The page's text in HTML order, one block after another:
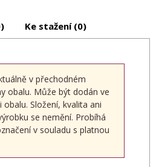
Ke stažení (0)
v přechodném
obalu. Může být dodán ve
obalu. Složení, kvalita ani
se nemění. Probíhá
v souladu s platnou